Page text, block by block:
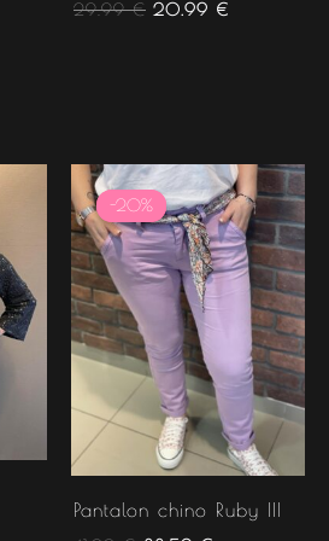
29.99€ 20.99 €
-20%
-20%
Pantalon chino Ruby III
Le
prix
initial
était :
41.99 €.
Le
prix
actuel
est :
33.59 €.